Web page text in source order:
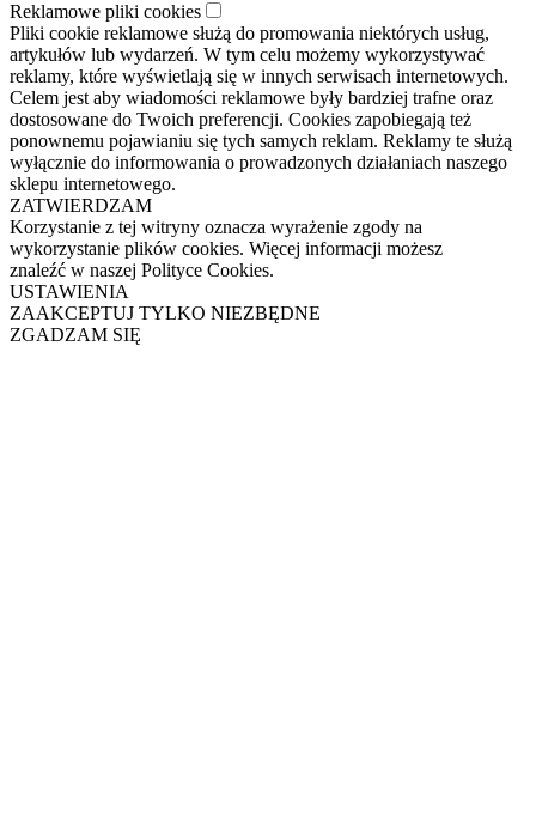
Reklamowe pliki cookies
Pliki cookie reklamowe służą do promowania niektórych usług,
artykułów lub wydarzeń. W tym celu możemy wykorzystywać
reklamy, które wyświetlają się w innych serwisach internetowych.
Celem jest aby wiadomości reklamowe były bardziej trafne oraz
dostosowane do Twoich preferencji. Cookies zapobiegają też
ponownemu pojawianiu się tych samych reklam. Reklamy te służą
wyłącznie do informowania o prowadzonych działaniach naszego
sklepu internetowego.
ZATWIERDZAM
Korzystanie z tej witryny oznacza wyrażenie zgody na
wykorzystanie plików cookies. Więcej informacji możesz
znaleźć w naszej Polityce Cookies.
USTAWIENIA
ZAAKCEPTUJ TYLKO NIEZBĘDNE
ZGADZAM SIĘ